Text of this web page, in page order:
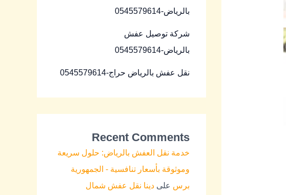
بالرياض-0545579614
شركة توصيل عفش
بالرياض-0545579614
نقل عفش بالرياض حراج-0545579614
Recent Comments
خدمة نقل العفش بالرياض: حلول سريعة
وموثوقة بأسعار تنافسية - الجمهورية
برس على دينا نقل عفش شمال